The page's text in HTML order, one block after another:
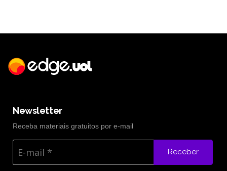
Newsletter
Receba materiais gratuitos por e-mail
Receber